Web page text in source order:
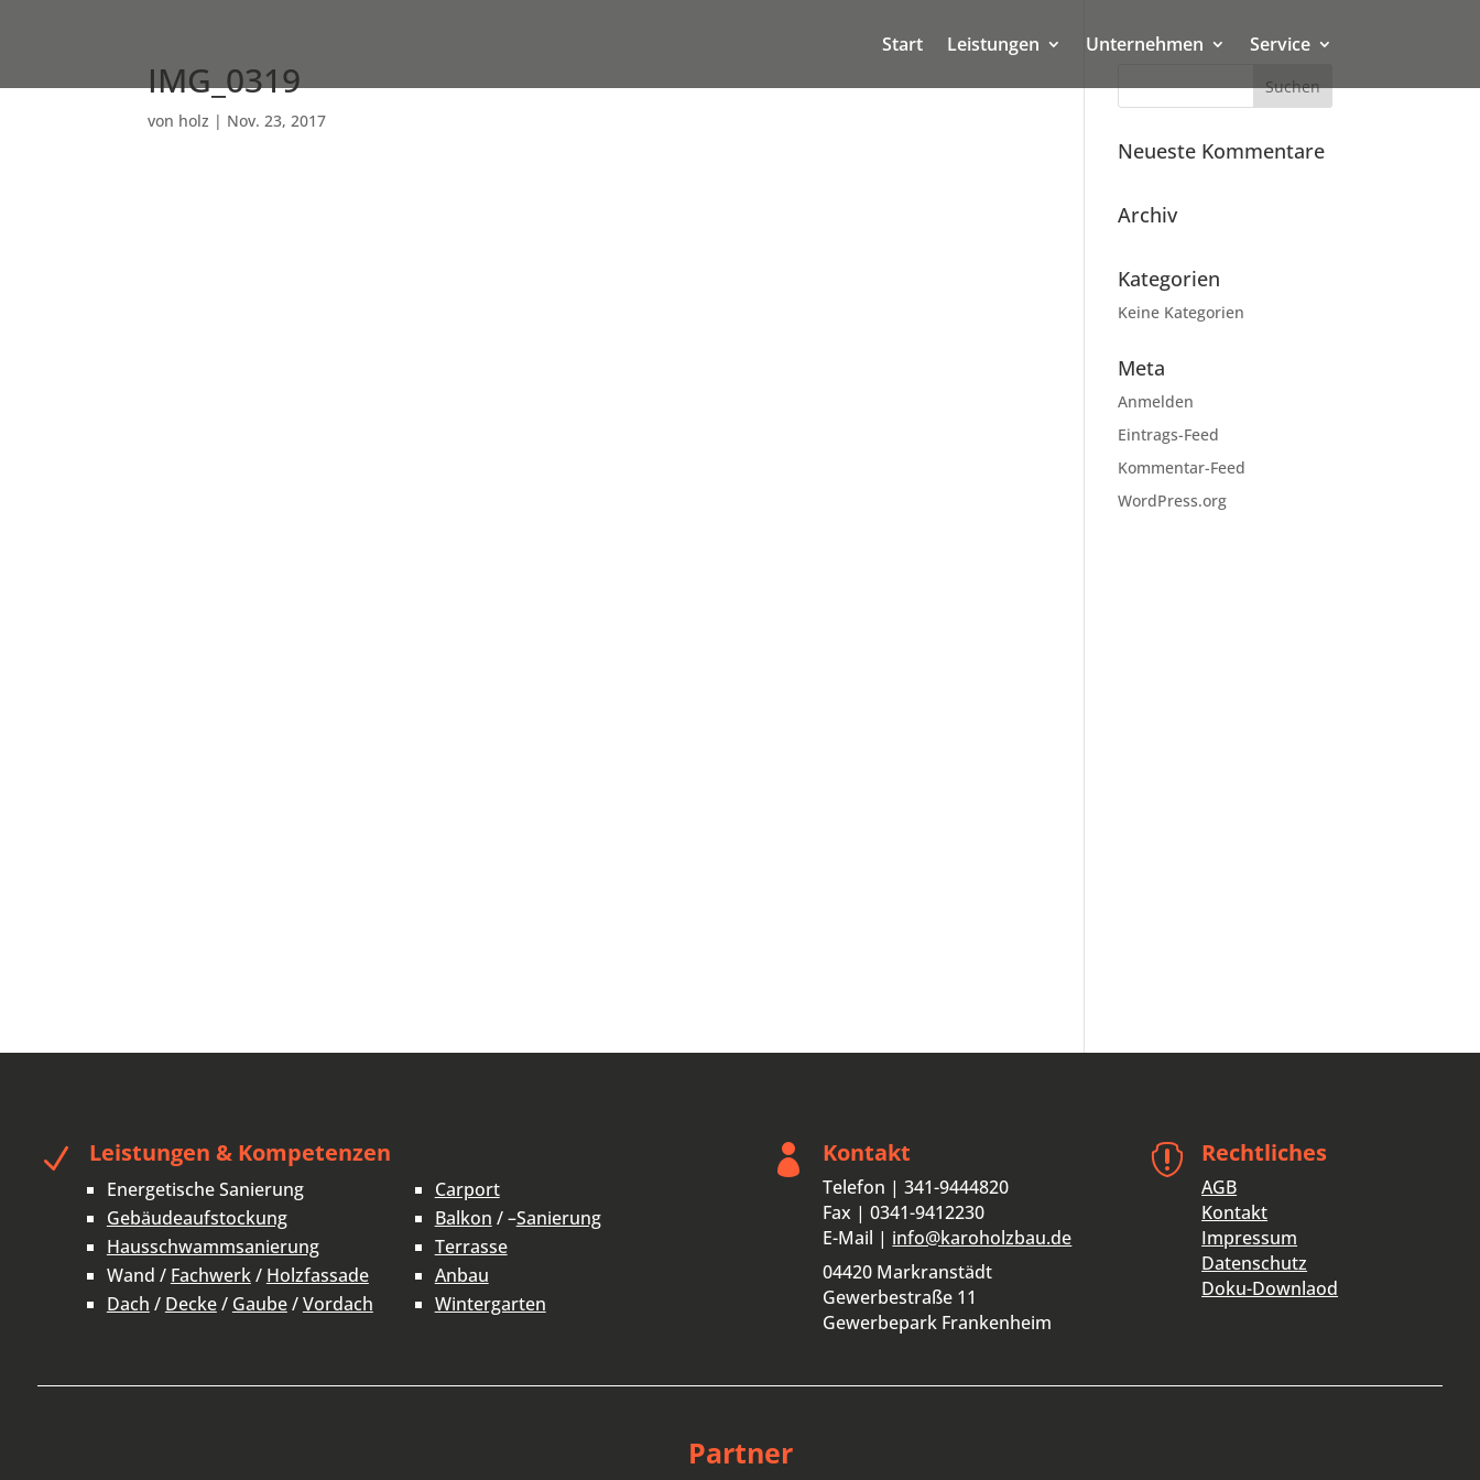
Start Leistungen Unternehmen Service
IMG_0319
von holz | Nov. 23, 2017
Neueste Kommentare
Archiv
Kategorien
Keine Kategorien
Meta
Anmelden
Eintrags-Feed
Kommentar-Feed
WordPress.org
N Leistungen & Kompetenzen
Energetische Sanierung
Gebäudeaufstockung
Hausschwammsanierung
Wand / Fachwerk/ Holzfassade
Dach / Decke/ Gaube/Vordach
Carport
Balkon / –Sanierung
Terrasse
Anbau
Wintergarten
 Kontakt
Telefon | 341-9444820
Fax | 0341-9412230
E-Mail | info@karoholzbau.de
04420 Markranstädt
Gewerbestraße 11
Gewerbepark Frankenheim
 Rechtliches
AGB
Kontakt
Impressum
Datenschutz
Doku-Downlaod
Partner